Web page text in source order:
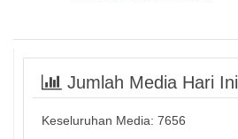
Jumlah Media Hari Ini
Keseluruhan Media: 7656